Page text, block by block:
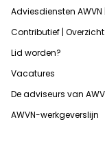
Adviesdiensten AWVN
Contributief | Overzicht
Lid worden?
Vacatures
De adviseurs van
AWVN-werkgeverslijn